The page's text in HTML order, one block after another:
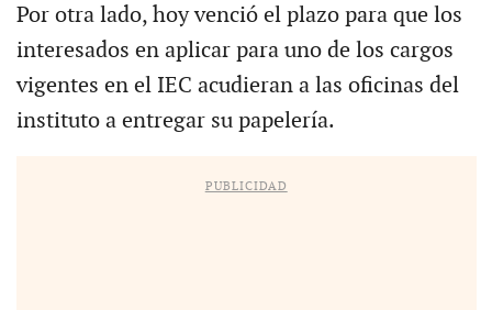
Por otra lado, hoy venció el plazo para que los
interesados en aplicar para uno de los cargos
vigentes en el IEC acudieran a las oficinas del
instituto a entregar su papelería.
PUBLICIDAD